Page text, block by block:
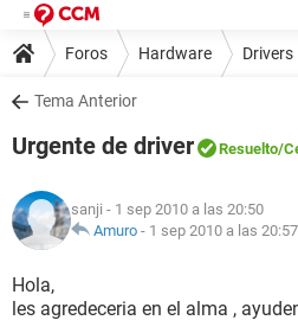
Foros Hardware Drivers
Tema Anterior
Urgente de driver Resuelto/
sanji - 1 sep 2010 a las 20:50
Amuro - 1 sep 2010 a las 20:57
Hola,
les agredeceria en el alma ,